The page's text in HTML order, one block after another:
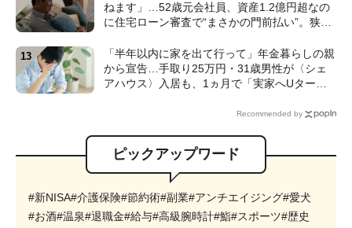
ねます」…52歳元会社員、資産1.2億円超なの
に住宅ローン審査で“まさかの門前払い”。狭い
の解説】
「半年以内に家を出て行って」年金暮らしの親
から宣告…手取り25万円・31歳男性が〈シェ
アハウス〉入居も、1ヵ月で「実家へUター
Recommended by
ピックアップワード
#新NISA#介護保険#節約術#副業#アンチエイジング#愛犬
#お酒#温泉#退職金#給与#高級腕時計#鮨#スポーツ#歴史